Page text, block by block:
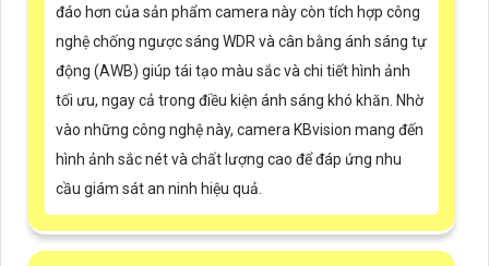
đáo hơn của sản phẩm camera này còn tích hợp công
nghệ chống ngược sáng WDR và cân bằng ánh sáng tự
động (AWB) giúp tái tạo màu sắc và chi tiết hình ảnh
tối ưu, ngay cả trong điều kiện ánh sáng khó khăn. Nhờ
vào những công nghệ này, camera KBvision mang đến
hình ảnh sắc nét và chất lượng cao để đáp ứng nhu
cầu giám sát an ninh hiệu quả.